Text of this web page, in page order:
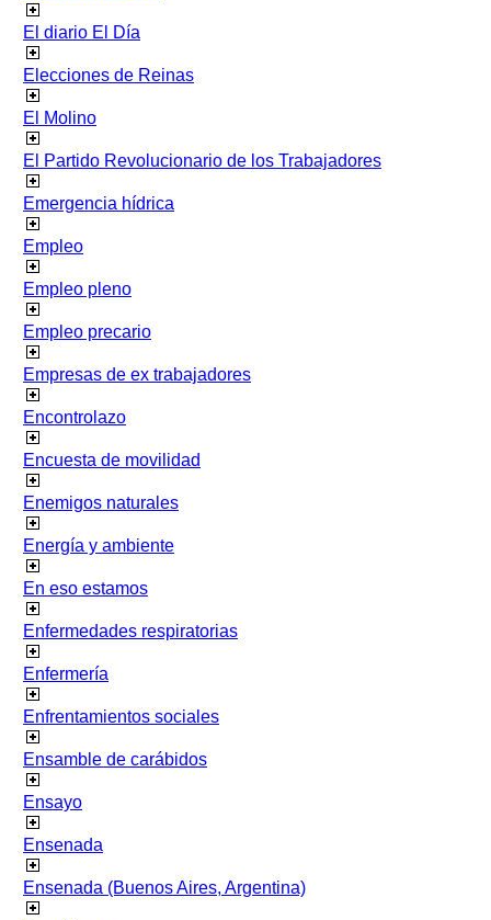
El diario El Día
Elecciones de Reinas
El Molino
El Partido Revolucionario de los Trabajadores
Emergencia hídrica
Empleo
Empleo pleno
Empleo precario
Empresas de ex trabajadores
Encontrolazo
Encuesta de movilidad
Enemigos naturales
Energía y ambiente
En eso estamos
Enfermedades respiratorias
Enfermería
Enfrentamientos sociales
Ensamble de carábidos
Ensayo
Ensenada
Ensenada (Buenos Aires, Argentina)